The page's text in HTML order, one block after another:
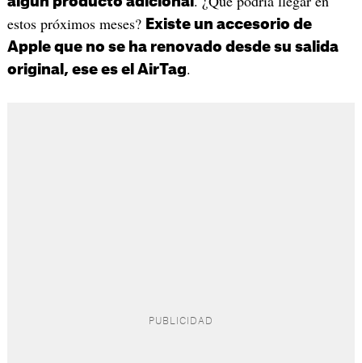
estos próximos meses? Existe un accesorio de
Apple que no se ha renovado desde su salida
original, ese es el AirTag.